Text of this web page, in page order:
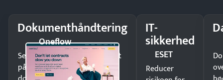
Dokumenthåndtering
Oneflow
Send kontrakter til underskrift
på minutter og mist ingen
IT-
sikkerhed
ESET
Reducer